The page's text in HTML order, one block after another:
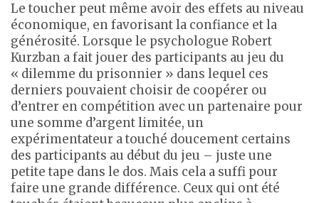
Le toucher peut même avoir des effets au niveau
économique, en favorisant la confiance et la
générosité. Lorsque le psychologue Robert
Kurzban a fait jouer des participants au jeu du
« dilemme du prisonnier » dans lequel ces
derniers pouvaient choisir de coopérer ou
d’entrer en compétition avec un partenaire pour
une somme d’argent limitée, un
expérimentateur a touché doucement certains
des participants au début du jeu – juste une
petite tape dans le dos. Mais cela a suffi pour
faire une grande différence. Ceux qui ont été